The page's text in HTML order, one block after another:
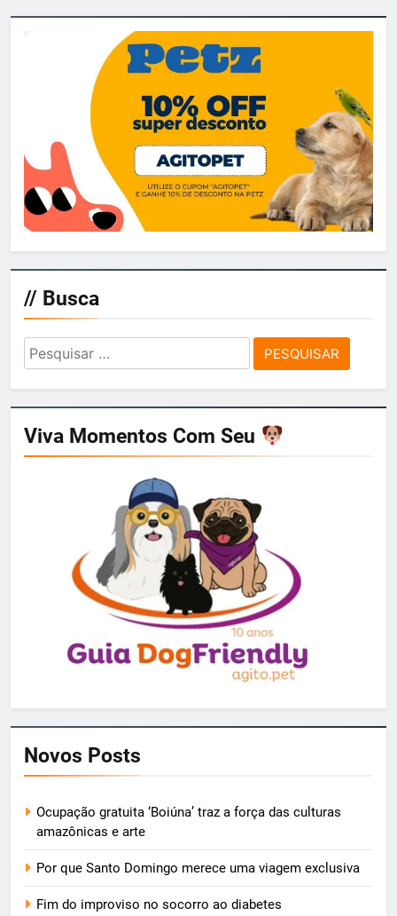
agitosp
3 semanas ago
Pousada Harmonia – Um refúgio
de paz em meio à natureza
agitosp
4 semanas ago 0
// Busca
Pesquisar
por:
Viva Momentos Com Seu
Novos Posts
Ocupação gratuita ‘Boiúna’ traz a força das culturas
amazônicas e arte
Por que Santo Domingo merece uma viagem exclusiva
Fim do improviso no socorro ao diabetes